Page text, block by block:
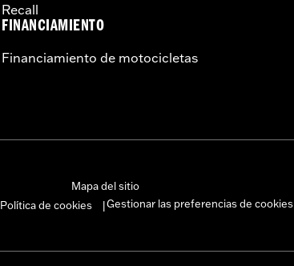
Recall
FINANCIAMIENTO
Financiamiento de motocicletas
Mapa del sitio
Política de cookies Gestionar las preferencias de cookies